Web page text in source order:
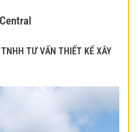
TƯ VẤN THIẾT KẾ XÂY